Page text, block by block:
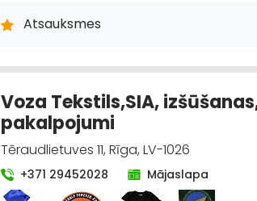
Atsauksmes
Voza Tekstils,SIA,
pakalpojumi
Tēraudlietuves 11, Rīga, LV-1026
+371 29452028 Mājaslapa